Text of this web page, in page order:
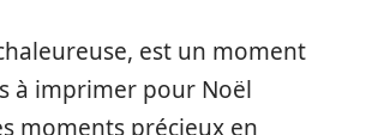
est un moment
à imprimer pour Noël
moments précieux en